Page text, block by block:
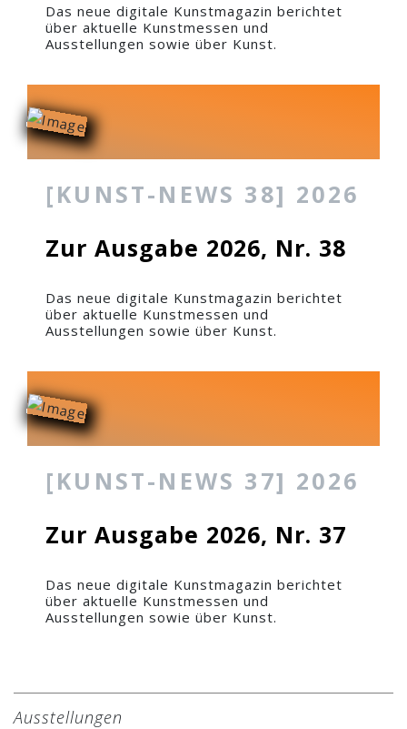
Das neue digitale Kunstmagazin berichtet
über aktuelle Kunstmessen und
Ausstellungen sowie über Kunst.
[KUNST-NEWS 38] 2026
Zur Ausgabe 2026, Nr. 38
Das neue digitale Kunstmagazin berichtet
über aktuelle Kunstmessen und
Ausstellungen sowie über Kunst.
[KUNST-NEWS 37] 2026
Zur Ausgabe 2026, Nr. 37
Das neue digitale Kunstmagazin berichtet
über aktuelle Kunstmessen und
Ausstellungen sowie über Kunst.
Ausstellungen